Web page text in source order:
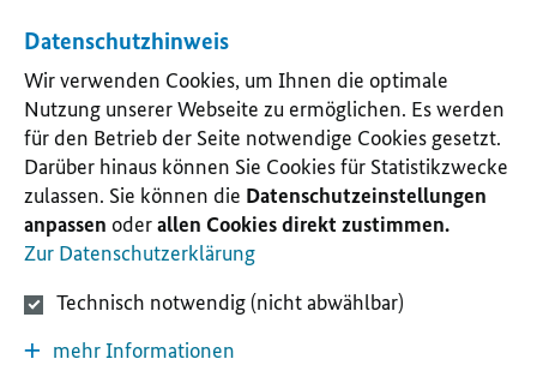
Datenschutzhinweis
Wir verwenden Cookies, um Ihnen die optimale
Nutzung unserer Webseite zu ermöglichen. Es werden
für den Betrieb der Seite notwendige Cookies gesetzt.
Darüber hinaus können Sie Cookies für Statistikzwecke
zulassen. Sie können die Datenschutzeinstellungen
anpassen oderallen Cookies direkt zustimmen.
Zur Datenschutzerklärung
Technisch notwendig (nicht abwählbar)
mehr Informationen